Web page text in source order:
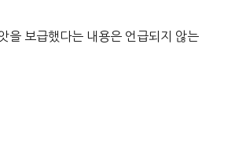
을 보급했다는 내용은 언급되지 않는